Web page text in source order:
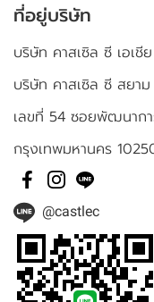
ที่อยู่บริษัท
บริษัท คาสเซิล ซี เอเชี
บริษัท คาสเซิล ซี สยา
เลขที่ 54 ซอยพัฒนาก
กรุงเทพมหานคร
@castlec